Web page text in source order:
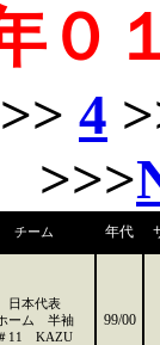
０
>> 4
>>>
チーム 年代
日本代表
ーム 半袖
11 KAZU
99/00